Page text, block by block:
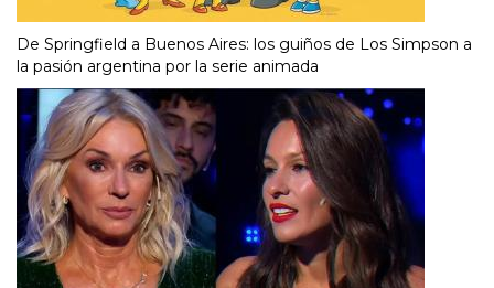
De Springfield a Buenos Aires: los guiños de Los Simpson a
la pasión argentina por la serie animada